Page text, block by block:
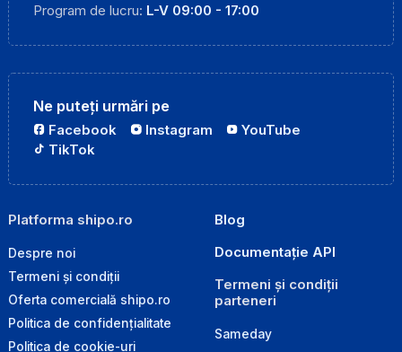
Program de lucru: L-V 09:00 - 17:00
Ne puteți urmări pe
Facebook Instagram
YouTube
TikTok
Platforma shipo.ro
Despre noi
Termeni și condiții
Oferta comercială shipo.ro
Politica de confidențialitate
Politica de cookie-uri
Blog
Documentație API
Termeni și condiții
parteneri
Sameday